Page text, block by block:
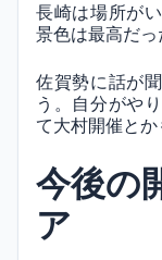
長崎は場所が
景色は最高だっ
佐賀勢に話が
う。自分がや
て大村開催とか
今後の
ア